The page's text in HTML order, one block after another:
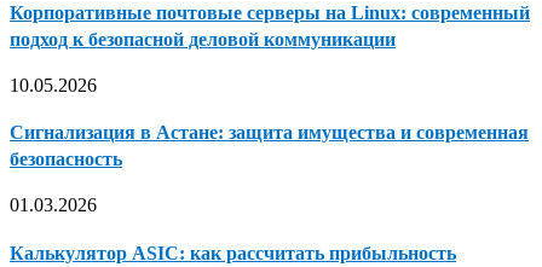
Корпоративные почтовые серверы на Linux: современный
подход к безопасной деловой коммуникации
10.05.2026
Сигнализация в Астане: защита имущества и современная
безопасность
01.03.2026
Калькулятор ASIC: как рассчитать прибыльность